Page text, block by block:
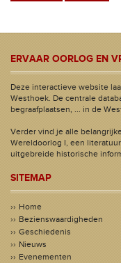
ERVAAR OORLOG EN
Deze interactieve website
Westhoek. De centrale
begraafplaatsen, ... in de
Verder vind je alle
Wereldoorlog I, een
uitgebreide historische
SITEMAP
Home
Bezienswaardigheden
Geschiedenis
Nieuws
Evenementen